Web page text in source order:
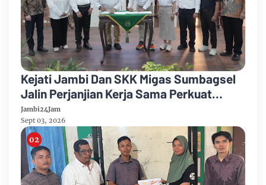
Kejati Jambi Dan SKK Migas Sumbagsel
Jalin Perjanjian Kerja Sama Perkuat
Kepastian Hukum
Jambi24Jam
Sept 03, 2026